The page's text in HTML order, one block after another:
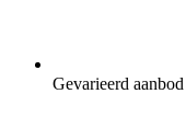
Gevarieerd aanbod